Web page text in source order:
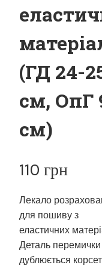
(ГД 24-
см, ОпГ
см)
110 грн
Лекало
для пошиву з
еластичних
Деталь перемички
дублюється